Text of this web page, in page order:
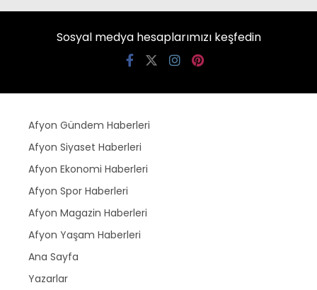
Sosyal medya hesaplarımızı keşfedin
Afyon Gündem Haberleri
Afyon Siyaset Haberleri
Afyon Ekonomi Haberleri
Afyon Spor Haberleri
Afyon Magazin Haberleri
Afyon Yaşam Haberleri
Ana Sayfa
Yazarlar